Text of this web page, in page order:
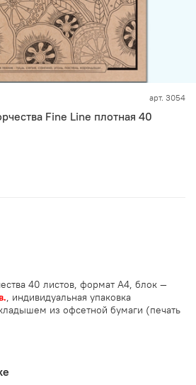
арт. 3054
Fine Line плотная 40
40 листов, формат А4, блок —
, индивидуальная упаковка
из офсетной бумаги (печать
шт.